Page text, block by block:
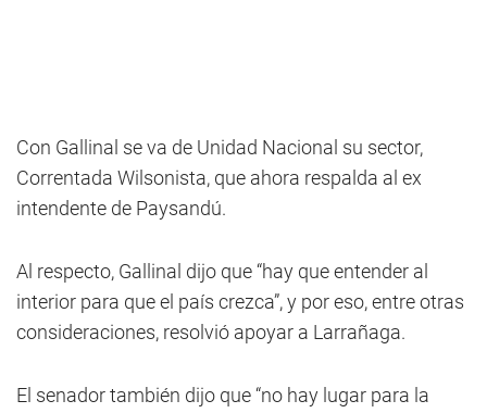
Con Gallinal se va de Unidad Nacional su sector,
Correntada Wilsonista, que ahora respalda al ex
intendente de Paysandú.
Al respecto, Gallinal dijo que “hay que entender al
interior para que el país crezca”, y por eso, entre otras
consideraciones, resolvió apoyar a Larrañaga.
El senador también dijo que “no hay lugar para la